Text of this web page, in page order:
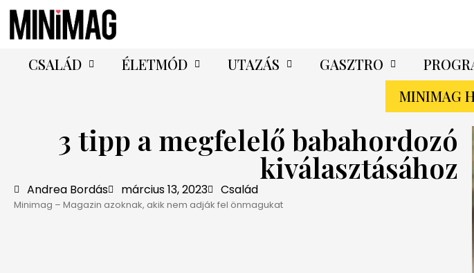
CSALÁD ÉLETMÓD UTAZÁS GASZTRO
MINIMAG
3 tipp a megfelelő babahordozó
kiválasztásához
Andrea Bordás március 13, 2023 Család
Minimag – Magazin azoknak, akik nem adják fel önmagukat